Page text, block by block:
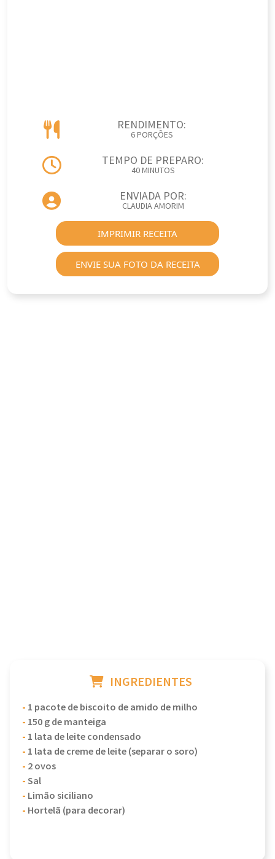
RENDIMENTO:
6 PORÇÕES
TEMPO DE PREPARO:
40 MINUTOS
ENVIADA POR:
CLAUDIA AMORIM
IMPRIMIR RECEITA
ENVIE SUA FOTO DA RECEITA
INGREDIENTES
- 1 pacote de biscoito de amido de milho
- 150 g de manteiga
- 1 lata de leite condensado
- 1 lata de creme de leite (separar o soro)
- 2 ovos
-Sal
- Limão siciliano
- Hortelã (para decorar)